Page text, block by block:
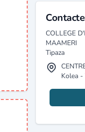
COLLEGE
MAAMERI
Tipaza
Kolea -